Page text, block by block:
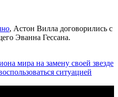
, Астон Вилла договорились с
Эванна Гессана.
мира на замену своей звезде
ситуацией